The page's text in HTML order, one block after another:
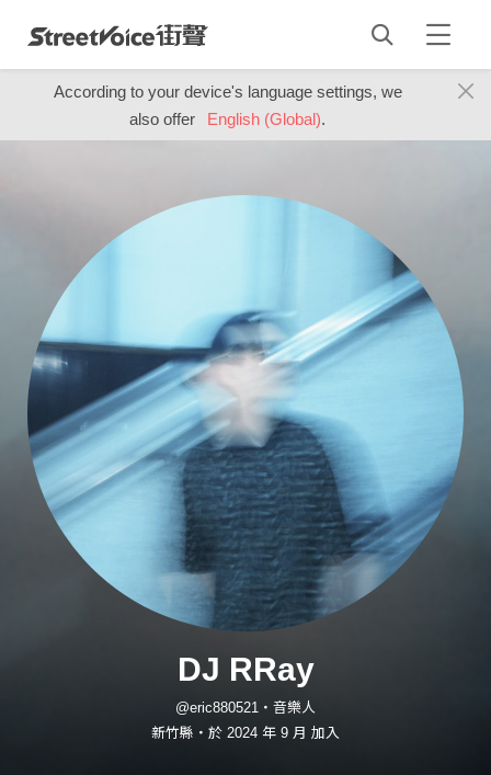
According to your device's language settings, we
also offer
English (Global).
DJ RRay
@eric880521・音樂人
新竹縣・於 2024 年 9 月 加入